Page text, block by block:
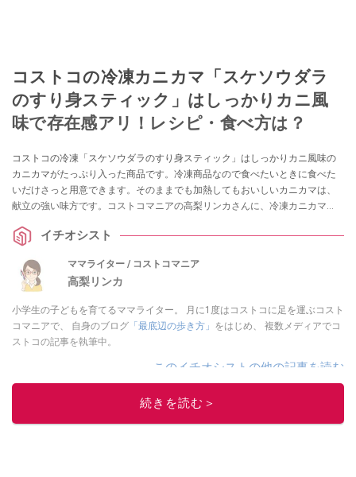
コストコの冷凍カニカマ「スケソウダラ
のすり身スティック」はしっかりカニ風
味で存在感アリ！レシピ・食べ方は？
コストコの冷凍「スケソウダラのすり身スティック」はしっかりカニ風味の
カニカマがたっぷり入った商品です。冷凍商品なので食べたいときに食べた
いだけさっと用意できます。そのままでも加熱してもおいしいカニカマは、
献立の強い味方です。コストコマニアの高梨リンカさんに、冷凍カニカマ
いました。イチオシスト
ママライター / コストコマニア
高梨リンカ
小学生の子どもを育てるママライター。 月に1度はコストコに足を運ぶコスト
コマニアで、 自身のブログ 「最底辺の歩き方」 をはじめ、 複数メディアでコ
ストコの記事を執筆中。
このイチオシストの他の記事を読む
続きを読む＞